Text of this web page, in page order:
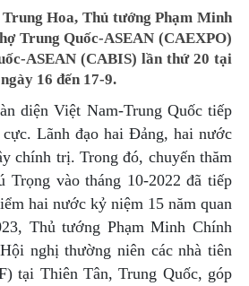
Hoa, Thủ tướng Phạm Minh
Trung Quốc-ASEAN (CAEXPO)
ASEAN (CABIS) lần thứ 20 tại
16 đến 17-9.
diện Việt Nam-Trung Quốc tiếp
Lãnh đạo hai Đảng, hai nước
chính trị. Trong đó, chuyến thăm
vào tháng 10-2022 đã tiếp
hai nước kỷ niệm 15 năm quan
Thủ tướng Phạm Minh Chính
nghị thường niên các nhà tiên
tại Thiên Tân, Trung Quốc, góp